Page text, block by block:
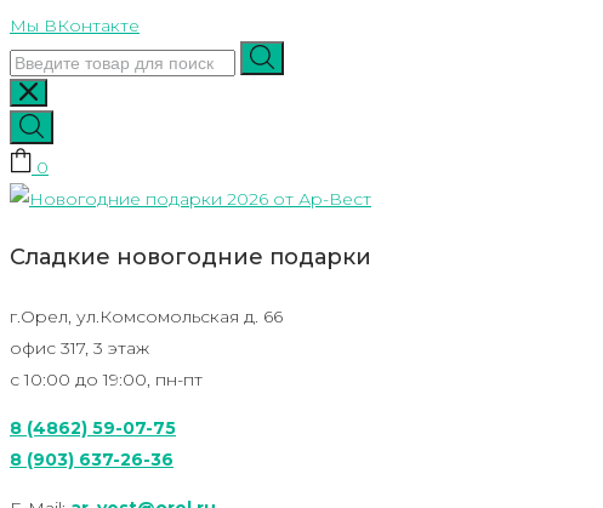
Skip
to
content
Мы ВКонтакте
0
Сладкие новогодние подарки
г.Орел, ул.Комсомольская д. 66
офис 317, 3 этаж
с 10:00 до 19:00, пн-пт
8 (4862) 59-07-75
8 (903) 637-26-36